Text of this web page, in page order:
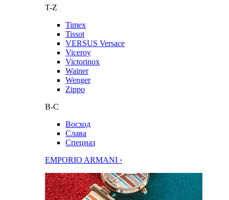
T-Z
Timex
Tissot
VERSUS Versace
Viceroy
Victorinox
Wainer
Wenger
Zippo
В-С
Восход
Слава
Спецназ
EMPORIO ARMANI ›